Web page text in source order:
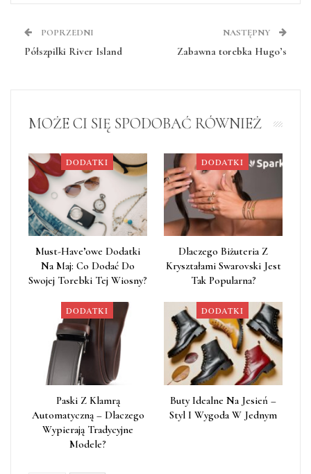
POPRZEDNI
Półszpilki River Island
NASTĘPNY
Zabawna torebka Hugo’s
MOŻE CI SIĘ SPODOBAĆ RÓWNIEŻ
DODATKI
Must-Have’owe Dodatki
Na Maj: Co Dodać Do
Swojej Torebki Tej Wiosny?
DODATKI
Dlaczego Biżuteria Z
Kryształami Swarovski Jest
Tak Popularna?
DODATKI
Paski Z Klamrą
Automatyczną – Dlaczego
Wypierają Tradycyjne
Modele?
DODATKI
Buty Idealne Na Jesień –
Styl I Wygoda W Jednym